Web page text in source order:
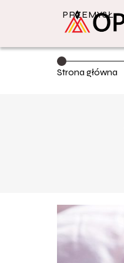
PRZEMYSŁ
Strona główna